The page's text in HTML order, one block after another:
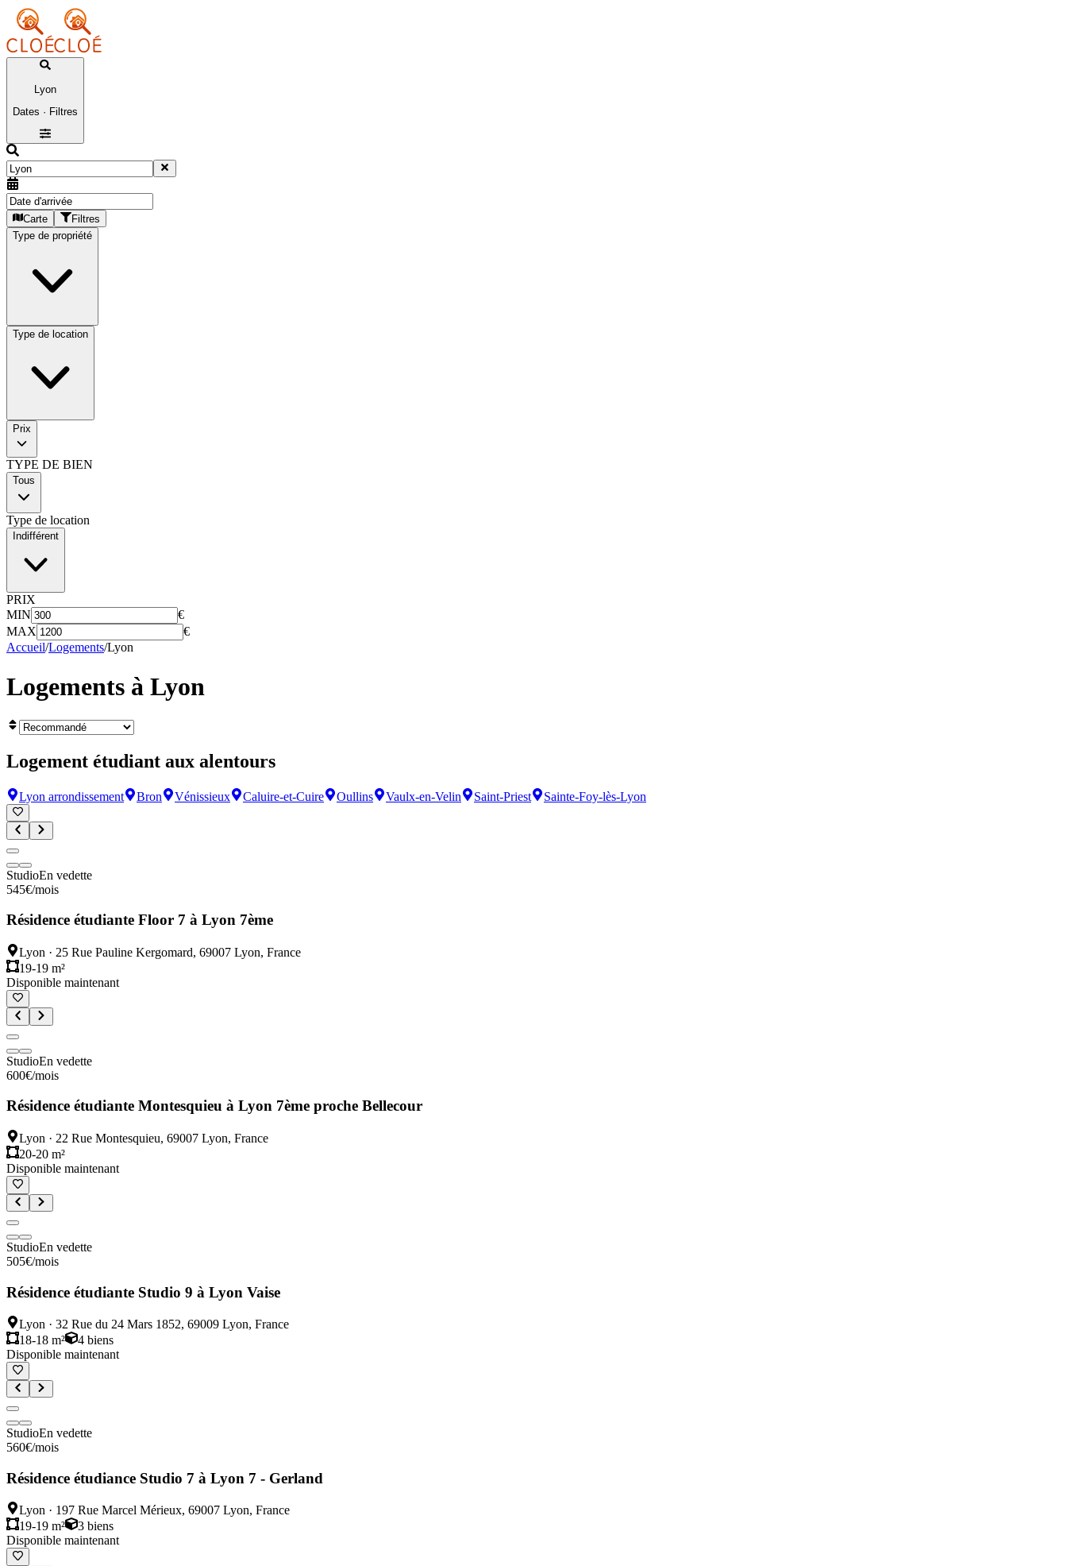
Lyon
Dates · Filtres
Carte
Filtres
Type de propriété
Type de location
Prix
TYPE DE BIEN
Tous
Type de location
Indifférent
PRIX
MIN
€
MAX
€
Accueil/Logements/Lyon
Logements à Lyon
Logement étudiant aux alentours
Lyon arrondissement Bron Vénissieux Caluire-et-Cuire Oullins Vaulx-en-Velin Saint-Priest Sainte-Foy-lès-Lyon
StudioEn vedette
545€/mois
Résidence étudiante Floor 7 à Lyon 7ème
Lyon · 25 Rue Pauline Kergomard, 69007 Lyon, France
19-19 m²
Disponible maintenant
StudioEn vedette
600€/mois
Résidence étudiante Montesquieu à Lyon 7ème proche Bellecour
Lyon · 22 Rue Montesquieu, 69007 Lyon, France
20-20 m²
Disponible maintenant
StudioEn vedette
505€/mois
Résidence étudiante Studio 9 à Lyon Vaise
Lyon · 32 Rue du 24 Mars 1852, 69009 Lyon, France
18-18 m²
4 biens
Disponible maintenant
StudioEn vedette
560€/mois
Résidence étudiance Studio 7 à Lyon 7 - Gerland
Lyon · 197 Rue Marcel Mérieux, 69007 Lyon, France
19-19 m²
3 biens
Disponible maintenant